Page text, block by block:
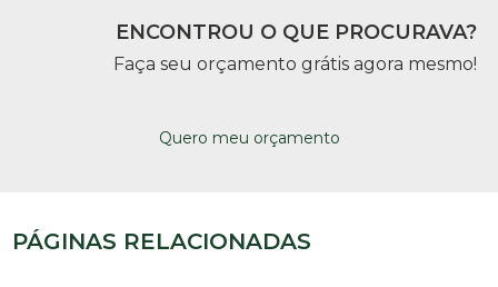
ENCONTROU O QUE PROCURAVA?
Faça seu orçamento grátis agora mesmo!
Quero meu orçamento
PÁGINAS RELACIONADAS